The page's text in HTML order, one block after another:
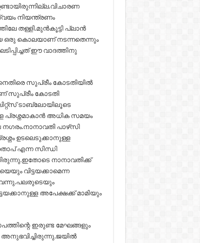
നിയന്ത്രണം
തള്ളി.മുന്‍കൂട്ടി പ്ലാന്‍
ഒരു കൊലയാണ് നടന്നതെന്നും
ഈ വാദത്തിനു
സുപ്രീം കോടതിയില്‍
സുപ്രീം കോടതി
ടാബ്ലോയിലൂടെ
പ്രശ്നമാകാന്‍ അധിക സമയം
പാഴ്‌സി
ഉടലെടുക്കാനുള്ള
എന്ന സിന്ധി
നാനാവതിക്ക്‌
വിട്ടയക്കാമെന്ന
വന്നു.പലരുടെയും
അപേക്ഷക്ക്‌ മാമിയും
ഇരുണ്ട മേഘങ്ങളും